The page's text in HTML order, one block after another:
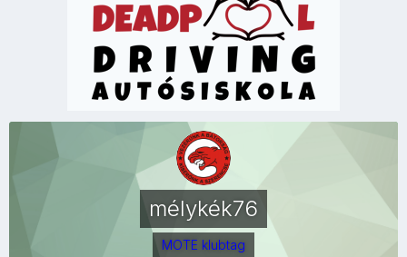
mélykék76
MOTE klubtag